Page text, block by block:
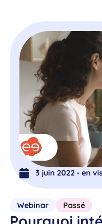
3 juin 2022 - en
Webinar Passé